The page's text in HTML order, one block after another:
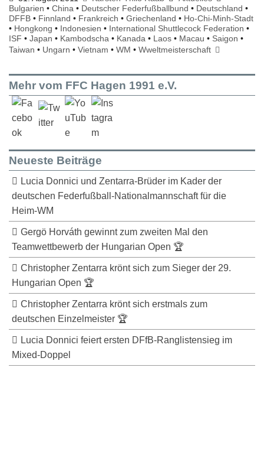
Bulgarien • China • Deutscher Federfußballbund • Deutschland •
DFFB • Finnland • Frankreich • Griechenland • Ho-Chi-Minh-Stadt
• Hongkong • Indonesien • International Shuttlecock Federation •
ISF • Japan • Kambodscha • Kanada • Laos • Macau • Saigon •
Taiwan • Ungarn • Vietnam • WM • Wweltmeisterschaft
Mehr vom FFC Hagen 1991 e.V.
Neueste Beiträge
Lucia Donnici und Zentarra-Brüder im Kader der
deutschen Federfußball-Nationalmannschaft für die
Heim-WM
Gergö Horváth gewinnt zum zweiten Mal den
Teamwettbewerb der Hungarian Open 🏆
Christopher Zentarra krönt sich zum Sieger der 29.
Hungarian Open 🏆
Christopher Zentarra krönt sich erstmals zum
deutschen Einzelmeister 🏆
Lucia Donnici feiert ersten DFfB-Ranglistensieg im
Mixed-Doppel